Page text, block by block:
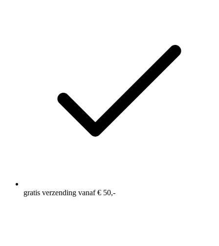
gratis verzending vanaf € 50,-